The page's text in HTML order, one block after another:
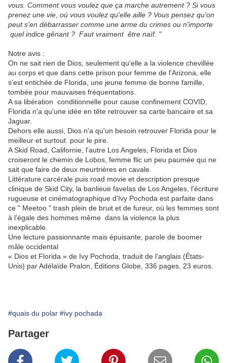
vous. Comment vous voulez que ça marche autrement ? Si vous
prenez une vie, où vous voulez qu'elle aille ? Vous pensez qu'on
peut s'en débarrasser comme une arme du crimes ou n'importe
quel indice gênant ? Faut vraiment être naïf. "
Notre avis :
On ne sait rien de Dios, seulement qu'elle a la violence chevillée
au corps et que dans cette prison pour femme de l'Arizona, elle
s'est entichée de Florida, une jeune femme de bonne famille,
tombée pour mauvaises fréquentations.
A sa libération conditionnelle pour cause confinement COVID,
Florida n'a qu'une idée en tête retrouver sa carte bancaire et sa
Jaguar.
Dehors elle aussi, Dios n'a qu'un besoin retrouver Florida pour le
meilleur et surtout pour le pire.
A Skid Road, Californie, l'autre Los Angeles, Florida et Dios
croiseront le chemin de Lobos, femme flic un peu paumée qui ne
sait que faire de deux meurtrières en cavale.
Littérature carcérale puis road movie et description presque
clinique de Skid City, la banlieue favelas de Los Angeles, l'écriture
rugueuse et cinématographique d'Ivy Pochoda est parfaite dans
ce " Meetoo " trash plein de bruit et de fureur, où les femmes sont
à l'égale des hommes même dans la violence la plus
inexplicable.
Une lecture passionnante mais épuisante, parole de boomer
mâle occidental
« Dios et Florida » de Ivy Pochoda, traduit de l’anglais (États-
Unis) par Adélaïde Pralon, Éditions Globe, 336 pages, 23 euros.
#quais du polar #ivy pochada
Partager